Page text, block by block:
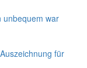
unbequem war
für